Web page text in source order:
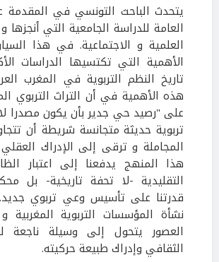
يتحدث الباحث التونسي في المقدمة
العامة للدراسة الجامعية التي
العلمية و الاجتماعية. في هذا
الأهمية التي تكتسيها الدراسات
تاريخ النظم التربوية في المغرب
هذه الأهمية في أن التراث التربوي
على "رصيد حي جدير بأن يكون مصدرا
تربوية حديثة متجانسة شريطة أن
المجاملة و ترقى إلى الإدراك
هذا المنهج يدفعنا إلى اعتبار
التقليدية -لا تحفة تاريخية- بل
قدرتنا على تأسيس وعي تربوي
نشأة المؤسسات التربوية المغربية
العصور يتحول إلى وسيلة ناجعة
الثقافي وإدراك طبيعة حركيته.